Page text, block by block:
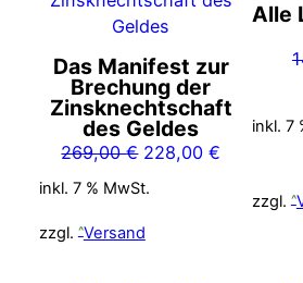
Das Manifest zur
Brechung der
Zinsknechtschaft
des Geldes
269,00€ Ursprünglicher
Preis
269,00 €
228,00€
inkl. 7 % MwSt.
zzgl. Versand
Alle
inkl. 7
zzgl.